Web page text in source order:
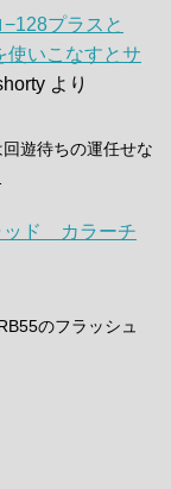
プラスと
使いこなすとサ
より
遊待ちの運任せな
ッド カラーチ
のフラッシュ